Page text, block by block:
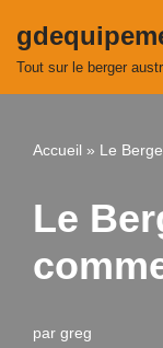
Aller
Tout sur le berger
Accueil » Le
Le
par greg